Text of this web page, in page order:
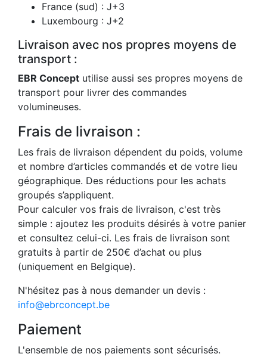
France (sud) : J+3
Luxembourg : J+2
Livraison avec nos propres moyens de
transport :
EBR Concept utilise aussi ses propres moyens de
transport pour livrer des commandes
volumineuses.
Frais de livraison :
Les frais de livraison dépendent du poids, volume
et nombre d’articles commandés et de votre lieu
géographique. Des réductions pour les achats
groupés s’appliquent.
Pour calculer vos frais de livraison, c'est très
simple : ajoutez les produits désirés à votre panier
et consultez celui-ci. Les frais de livraison sont
gratuits à partir de 250€ d’achat ou plus
(uniquement en Belgique).
N'hésitez pas à nous demander un devis :
info@ebrconcept.be
Paiement
L'ensemble de nos paiements sont sécurisés.